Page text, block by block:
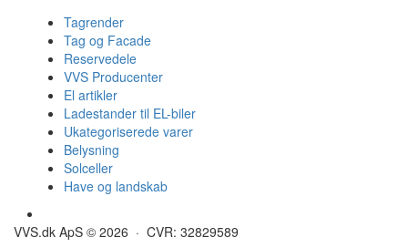
Tagrender
Tag og Facade
Reservedele
VVS Producenter
El artikler
Ladestander til EL-biler
Ukategoriserede varer
Belysning
Solceller
Have og landskab
VVS.dk ApS © 2026 · CVR: 32829589